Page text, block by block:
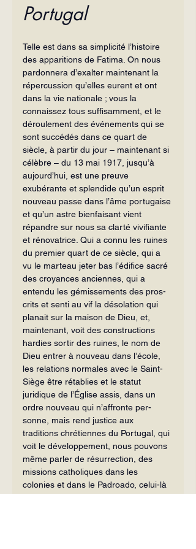
Portugal
Telle est dans sa simplicité l’histoire
des apparitions de Fatima. On nous
par­donnera d’exalter maintenant la
répercussion qu’elles eurent et ont
dans la vie nationale ; vous la
connaissez tous suffisamment, et le
déroulement des événe­ments qui se
sont succédés dans ce quart de
siècle, à partir du jour – maintenant si
célèbre – du 13 mai 1917, jusqu’à
aujourd’hui, est une preuve
exubérante et splendide qu’un esprit
nouveau passe dans l’âme portugaise
et qu’un astre bienfaisant vient
répandre sur nous sa clarté vivifiante
et rénovatrice. Qui a connu les ruines
du premier quart de ce siècle, qui a
vu le marteau jeter bas l’é­difice sacré
des croyances anciennes, qui a
entendu les gémissements des pros­
crits et senti au vif la désolation qui
planait sur la maison de Dieu, et,
mainte­nant, voit des constructions
hardies sortir des ruines, le nom de
Dieu entrer à nouveau dans l’école,
les relations normales avec le Saint-
Siège être rétablies et le statut
juridique de l’Église assis, dans un
ordre nouveau qui n’affronte per­
sonne, mais rend justice aux
traditions chrétiennes du Portugal, qui
voit le dé­veloppement, nous pouvons
même parler de résurrection, des
missions catho­liques dans les
colonies et dans le Padroado, celui-là